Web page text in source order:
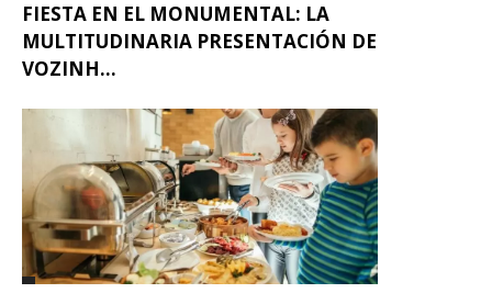
FIESTA EN EL MONUMENTAL: LA
MULTITUDINARIA PRESENTACIÓN DE
VOZINH...